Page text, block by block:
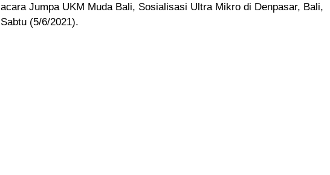
acara Jumpa UKM Muda Bali, Sosialisasi Ultra Mikro di Denpasar, Bali,
Sabtu (5/6/2021).